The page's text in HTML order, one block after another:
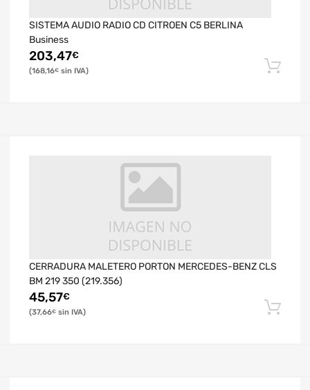
SISTEMA AUDIO RADIO CD CITROEN C5 BERLINA
Business
203,47€
168,16€
CERRADURA MALETERO PORTON MERCEDES-BENZ CLS
BM 219 350 (219.356)
45,57€
37,66€